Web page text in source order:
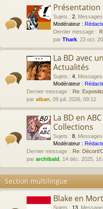
Présentation
Sujets : 2 Messages
Modérateur :
Dernier message :
par Thark , 23 oct.
La BD avec
Actualités
Sujets : 4 Messages
Modérateur :
Dernier message : Re:
par alban , 09 juil. 2026, 09:12
La BD en
Collections
Sujets : 8 Messages
Modérateur :
Dernier message : Re:
par archibald , 14 déc. 2025,
Section multilingue
Blake en
Sujets : 13